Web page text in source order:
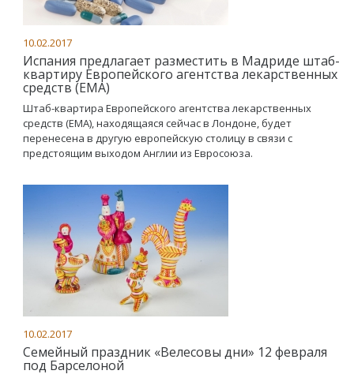
10.02.2017
Испания предлагает разместить в Мадриде штаб-
квартиру Европейского агентства лекарственных
средств (EMA)
Штаб-квартира Европейского агентства лекарственных
средств (EMA), находящаяся сейчас в Лондоне, будет
перенесена в другую европейскую столицу в связи с
предстоящим выходом Англии из Евросоюза.
10.02.2017
Семейный праздник «Велесовы дни» 12 февраля
под Барселоной